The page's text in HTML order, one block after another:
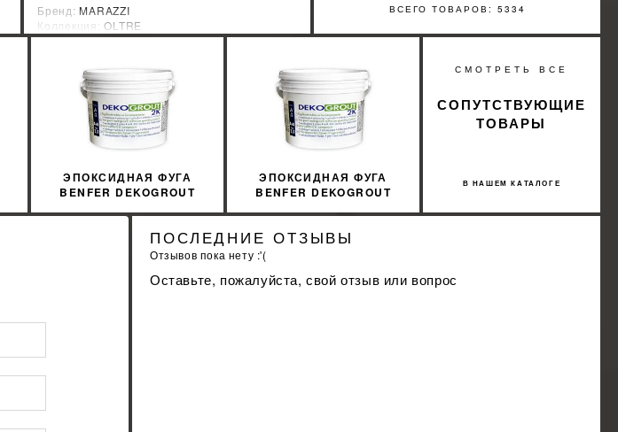
Бренд: MARAZZI
Коллекция:OLTRE
Страна-производитель:Италия
УЗНАТЬ СВОЮ СКИДКУ %
КУПИТЬ
ВСЕГО ТОВАРОВ: 5334
ЭПОКСИДНАЯ ФУГА
BENFER DEKOGROUT
3 КГ
ЭПОКСИДНАЯ ФУГА
BENFER DEKOGROUT
СМОТРЕТЬ ВСЕ
В НАШЕМ КАТАЛОГЕ
СОПУТСТВУЮЩИЕ
ТОВАРЫ
ПОСЛЕДНИЕ ОТЗЫВЫ
Отзывов пока нету :'(
Оставьте, пожалуйста, свой отзыв или вопрос